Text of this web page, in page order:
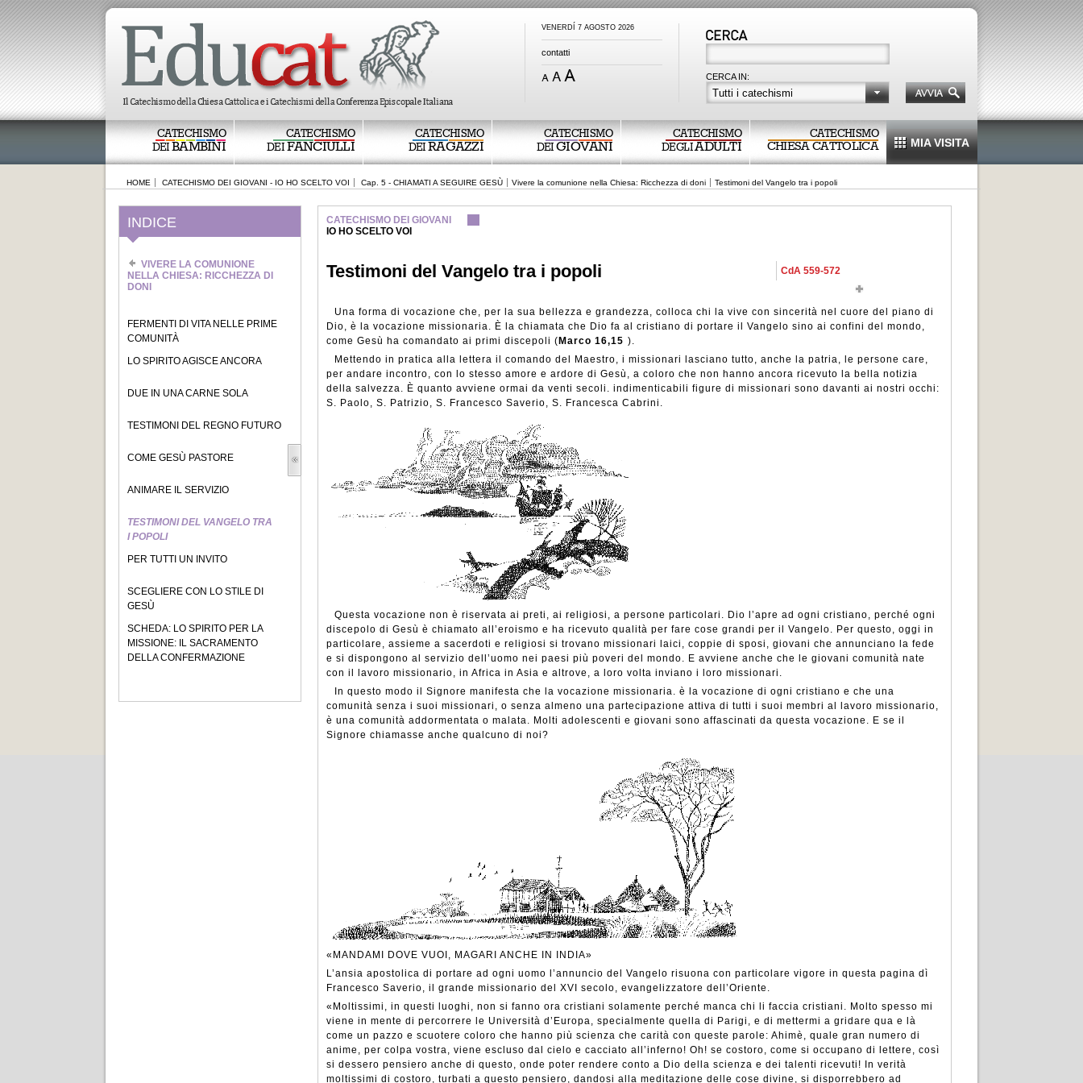
VENERDÍ 7 AGOSTO 2026
contatti
CERCA IN:
Tutti i catechismi
CATECHISMO
DEIBAMBINI
CATECHISMO
DEIFANCIULLI
CATECHISMO
DEIRAGAZZI
CATECHISMO
DEIGIOVANI
CATECHISMO
DEGLIADULTI
CATECHISMO
CHIESA CATTOLICA MIA VISITA
HOME CATECHISMO DEI GIOVANI - IO HO SCELTO VOI Cap. 5 - CHIAMATI A SEGUIRE GESÙ Vivere la comunione nella Chiesa: Ricchezza di doni Testimoni del Vangelo tra i popoli
INDICE
VIVERE LA COMUNIONE
NELLA CHIESA: RICCHEZZA DI
DONI
FERMENTI DI VITA NELLE PRIME
COMUNITÀ
LO SPIRITO AGISCE ANCORA
DUE IN UNA CARNE SOLA
TESTIMONI DEL REGNO FUTURO
COME GESÙ PASTORE
ANIMARE IL SERVIZIO
TESTIMONI DEL VANGELO TRA
I POPOLI
PER TUTTI UN INVITO
SCEGLIERE CON LO STILE DI
GESÙ
SCHEDA: LO SPIRITO PER LA
MISSIONE: IL SACRAMENTO
DELLA CONFERMAZIONE
CATECHISMO DEI GIOVANI
IO HO SCELTO VOI
Testimoni del Vangelo tra i popoli CdA 559-572
Una forma di vocazione che, per la sua bellezza e grandezza, colloca chi la vive con sincerità nel cuore del piano di
Dio, è la vocazione missionaria. È la chiamata che Dio fa al cristiano di portare il Vangelo sino ai confini del mondo,
come Gesù ha comandato ai primi discepoli ( Marco 16,15 ).
Mettendo in pratica alla lettera il comando del Maestro, i missionari lasciano tutto, anche la patria, le persone care,
per andare incontro, con lo stesso amore e ardore di Gesù, a coloro che non hanno ancora ricevuto la bella notizia
della salvezza. È quanto avviene ormai da venti secoli. indimenticabili figure di missionari sono davanti ai nostri occhi:
S. Paolo, S. Patrizio, S. Francesco Saverio, S. Francesca Cabrini.
Questa vocazione non è riservata ai preti, ai religiosi, a persone particolari. Dio l’apre ad ogni cristiano, perché ogni
discepolo di Gesù è chiamato all’eroismo e ha ricevuto qualità per fare cose grandi per il Vangelo. Per questo, oggi in
particolare, assieme a sacerdoti e religiosi si trovano missionari laici, coppie di sposi, giovani che annunciano la fede
e si dispongono al servizio dell’uomo nei paesi più poveri del mondo. E avviene anche che le giovani comunità nate
con il lavoro missionario, in Africa in Asia e altrove, a loro volta inviano i loro missionari.
In questo modo il Signore manifesta che la vocazione missionaria. è la vocazione di ogni cristiano e che una
comunità senza i suoi missionari, o senza almeno una partecipazione attiva di tutti i suoi membri al lavoro missionario,
è una comunità addormentata o malata. Molti adolescenti e giovani sono affascinati da questa vocazione. E se il
Signore chiamasse anche qualcuno di noi?
«MANDAMI DOVE VUOI, MAGARI ANCHE IN INDIA»
L’ansia apostolica di portare ad ogni uomo l’annuncio del Vangelo risuona con particolare vigore in questa pagina dì
Francesco Saverio, il grande missionario del XVI secolo, evangelizzatore dell’Oriente.
«Moltissimi, in questi luoghi, non si fanno ora cristiani solamente perché manca chi li faccia cristiani. Molto spesso mi
viene in mente di percorrere le Università d’Europa, specialmente quella di Parigi, e di mettermi a gridare qua e là
come un pazzo e scuotere coloro che hanno più scienza che carità con queste parole: Ahimè, quale gran numero di
anime, per colpa vostra, viene escluso dal cielo e cacciato all’inferno! Oh! se costoro, come si occupano di lettere, così
si dessero pensiero anche di questo, onde poter rendere conto a Dio della scienza e dei talenti ricevuti! In verità
moltissimi di costoro, turbati a questo pensiero, dandosi alla meditazione delle cose divine, si disporrebbero ad